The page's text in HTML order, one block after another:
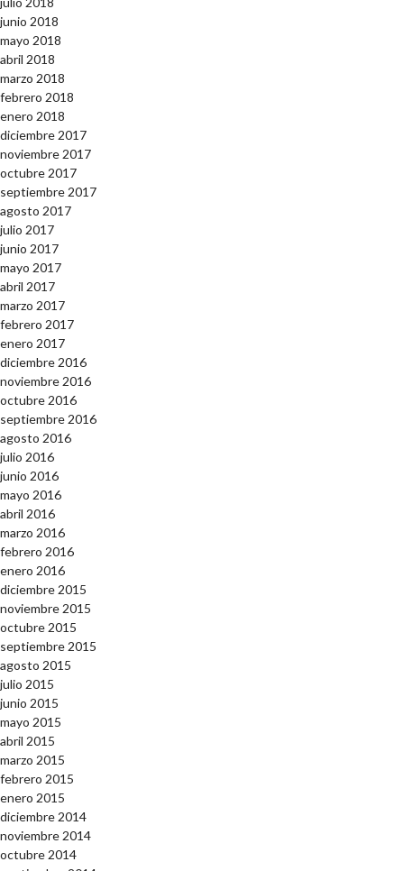
junio 2018
mayo 2018
abril 2018
marzo 2018
febrero 2018
enero 2018
diciembre 2017
noviembre 2017
octubre 2017
septiembre 2017
agosto 2017
julio 2017
junio 2017
mayo 2017
abril 2017
marzo 2017
febrero 2017
enero 2017
diciembre 2016
noviembre 2016
octubre 2016
septiembre 2016
agosto 2016
julio 2016
junio 2016
mayo 2016
abril 2016
marzo 2016
febrero 2016
enero 2016
diciembre 2015
noviembre 2015
octubre 2015
septiembre 2015
agosto 2015
julio 2015
junio 2015
mayo 2015
abril 2015
marzo 2015
febrero 2015
enero 2015
diciembre 2014
noviembre 2014
octubre 2014